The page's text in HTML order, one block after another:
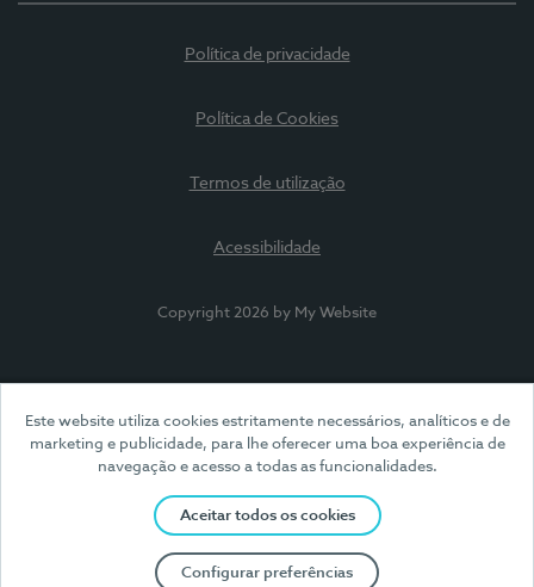
Este website utiliza cookies estritamente necessários, analíticos e de
marketing e publicidade, para lhe oferecer uma boa experiência de
navegação e acesso a todas as funcionalidades.
Aceitar todos os cookies
Configurar preferências
Política de privacidade
Política de Cookies
Termos de utilização
Acessibilidade
Copyright 2026 by My Website